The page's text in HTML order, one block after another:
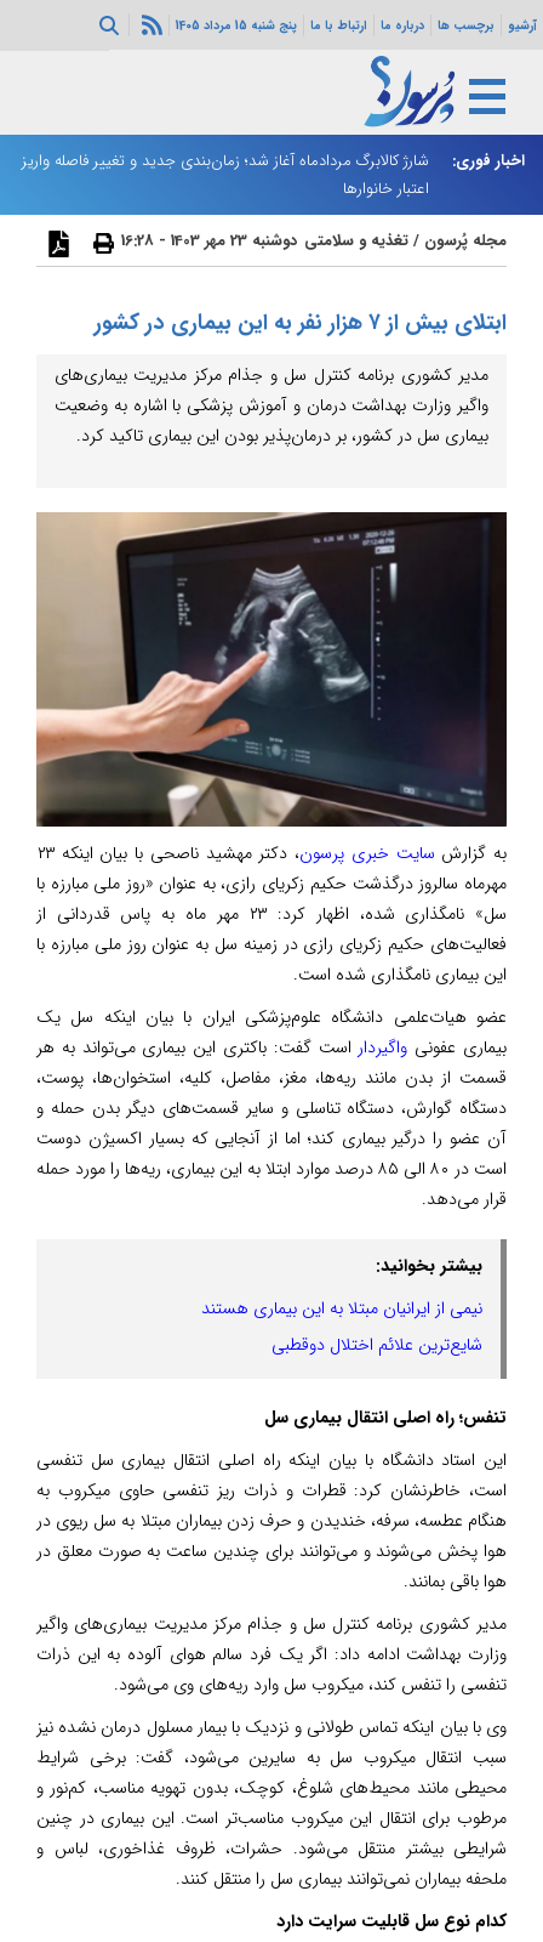
آرشیو برچسب ها درباره ما ارتباط با ما پنج شنبه 15 مرداد 1405
اخبار فوری:
هرمز ادامه
شارژ کالابرگ مردادماه آغاز شد؛ زمان‌بندی جدید و تغییر فاصله واریز
اعتبار خانوارها
مجله پُرسون /تغذیه و سلامتی دوشنبه 23 مهر 1403 - 16:28
ابتلای بیش از ۷ هزار نفر به این بیماری در کشور
مدیر کشوری برنامه کنترل سل و جذام مرکز مدیریت بیماری‌های
واگیر وزارت بهداشت درمان و آموزش پزشکی با اشاره به وضعیت
بیماری سل در کشور، بر درمان‌پذیر بودن این بیماری تاکید کرد.
به گزارش سایت خبری پرسون
، دکتر مهشید ناصحی با بیان اینکه ۲۳
مهرماه سالروز درگذشت حکیم زکریای رازی، به عنوان «روز ملی مبارزه با
سل» نامگذاری شده، اظهار کرد: ۲۳ مهر ماه به پاس قدردانی از
فعالیت‌های حکیم زکریای رازی در زمینه سل به عنوان روز ملی مبارزه با
این بیماری نامگذاری شده است.
عضو هیات‌علمی دانشگاه علوم‌پزشکی ایران با بیان اینکه سل یک
بیماری عفونی واگیردار است گفت: باکتری این بیماری می‌تواند به هر
قسمت از بدن مانند ریه‌ها، مغز، مفاصل، کلیه، استخوان‌ها، پوست،
دستگاه گوارش، دستگاه تناسلی و سایر قسمت‌های دیگر بدن حمله و
آن عضو را درگیر بیماری کند؛ اما از آنجایی که بسیار اکسیژن دوست
است در ۸۰ الی ۸۵ درصد موارد ابتلا به این بیماری، ریه‌ها را مورد حمله
قرار می‌دهد.
بیشتر بخوانید:
نیمی از ایرانیان مبتلا به این بیماری هستند
شایع‌ترین علائم اختلال دوقطبی
تنفس؛ راه‌ اصلی انتقال بیماری سل
این استاد دانشگاه با بیان اینکه راه‌ اصلی انتقال بیماری سل تنفسی
است، خاطرنشان کرد: قطرات و ذرات ریز تنفسی حاوی میکروب به
هنگام عطسه، سرفه، خندیدن و حرف زدن بیماران مبتلا به سل ریوی در
هوا پخش می‌شوند و می‌توانند برای چندین ساعت به صورت معلق در
هوا باقی‌ بمانند.
مدیر کشوری برنامه کنترل سل و جذام مرکز مدیریت بیماری‌های واگیر
وزارت بهداشت ادامه داد: اگر یک فرد سالم هوای آلوده به این ذرات
تنفسی را تنفس کند، میکروب سل وارد ریه‌های وی می‌شود.
وی با بیان اینکه تماس طولانی و نزدیک با بیمار مسلول درمان نشده نیز
سبب انتقال میکروب سل به سایرین می‌شود، گفت: برخی شرایط
محیطی مانند محیط‌های شلوغ، کوچک، بدون تهویه مناسب، کم‌نور و
مرطوب برای انتقال این میکروب مناسب‌تر است. این بیماری در چنین
شرایطی بیشتر منتقل می‌شود. حشرات، ظروف غذاخوری، لباس و
ملحفه بیماران نمی‌توانند بیماری سل را منتقل کنند.
کدام نوع سل قابلیت سرایت دارد